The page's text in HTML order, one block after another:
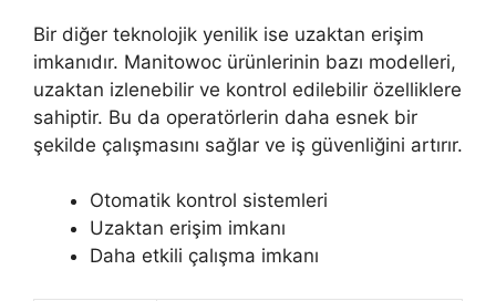
Bir diğer teknolojik yenilik ise uzaktan erişim
imkanıdır. Manitowoc ürünlerinin bazı modelleri,
uzaktan izlenebilir ve kontrol edilebilir özelliklere
sahiptir. Bu da operatörlerin daha esnek bir
şekilde çalışmasını sağlar ve iş güvenliğini artırır.
Otomatik kontrol sistemleri
Uzaktan erişim imkanı
Daha etkili çalışma imkanı